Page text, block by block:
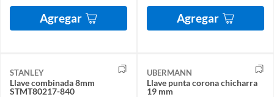
Agregar Agregar
STANLEY
Llave combinada 8mm
STMT80217-840
UBERMANN
Llave punta corona chicharra
19 mm